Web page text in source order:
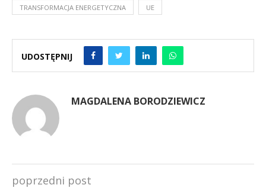
TRANSFORMACJA ENERGETYCZNA UE
UDOSTĘPNIJ
MAGDALENA BORODZIEWICZ
poprzedni post